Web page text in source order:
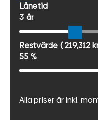
Lånetid
3 år
Restvärde ( 219,312
55 %
Alla priser är inkl.